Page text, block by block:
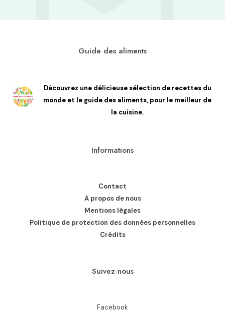
Guide des aliments
Découvrez une délicieuse sélection de recettes du
monde et le guide des aliments, pour le meilleur de
la cuisine.
Informations
Contact
A propos de nous
Mentions légales
Politique de protection des données personnelles
Crédits
Suivez-nous
Facebook